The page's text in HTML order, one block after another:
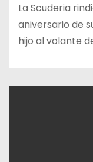
La Scuderia
aniversario de
hijo al volante